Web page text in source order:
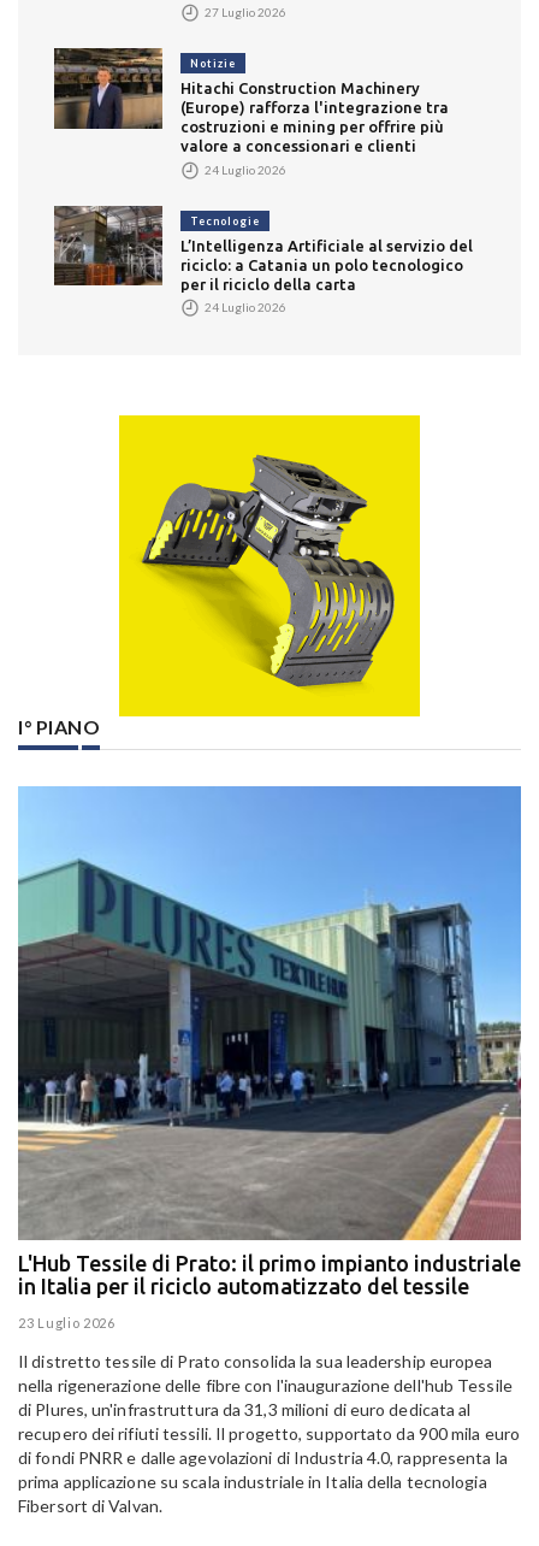
27 Luglio 2026
Notizie
Hitachi Construction Machinery
(Europe) rafforza l'integrazione tra
costruzioni e mining per offrire più
valore a concessionari e clienti
24 Luglio 2026
Tecnologie
L’Intelligenza Artificiale al servizio del
riciclo: a Catania un polo tecnologico
per il riciclo della carta
24 Luglio 2026
I° PIANO
L'Hub Tessile di Prato: il primo impianto industriale
in Italia per il riciclo automatizzato del tessile
23 Luglio 2026
Il distretto tessile di Prato consolida la sua leadership europea
nella rigenerazione delle fibre con l'inaugurazione dell'hub Tessile
di Plures, un'infrastruttura da 31,3 milioni di euro dedicata al
recupero dei rifiuti tessili. Il progetto, supportato da 900 mila euro
di fondi PNRR e dalle agevolazioni di Industria 4.0, rappresenta la
prima applicazione su scala industriale in Italia della tecnologia
Fibersort di Valvan.